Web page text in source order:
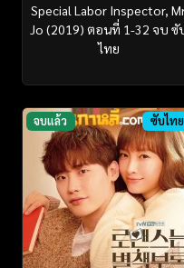
Special Labor Inspector,
Jo (2019) ตอนที่ 1-32 จบ ซั
ไทย
จบแล้ว ซับไทย